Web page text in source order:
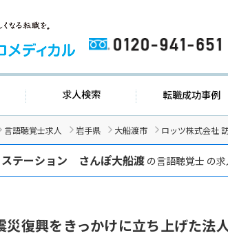
ご利用ガイド 求人検索
言語聴覚士求人 岩手県 大船渡市 ロッツ株式会社
ステーション さんぽ大船渡 の言語聴覚士 の
災復興をきっかけに立ち上げた